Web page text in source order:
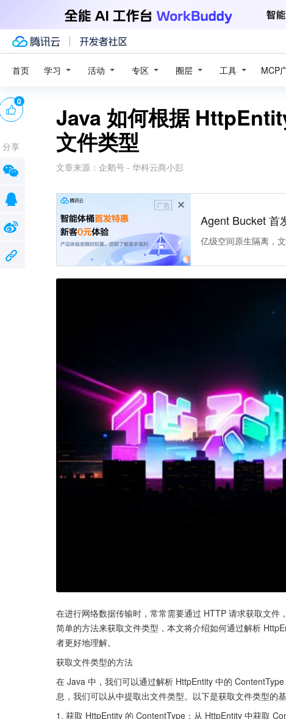
首页 学习 活动 专区 圈层 工具 MCP
Java 如何根据
文件类型
文章来源： 企鹅号 - 华科云商小彭
广告
Agent Bucket 首
亿级空间原生隔离，
在进行网络数据传输时，常常需要通过 HTTP 请求获取文件
简单的方法来获取文件类型，本文将介绍如何通过解析
者更好地理解。
获取文件类型的方法
在 Java 中，我们可以通过解析 HttpEntity 中的
息，我们可以从中提取出文件类型。以下是获取文件类型的
1. 获取 HttpEntity 的 ContentType：从 HttpEntity 中获取
0
分享